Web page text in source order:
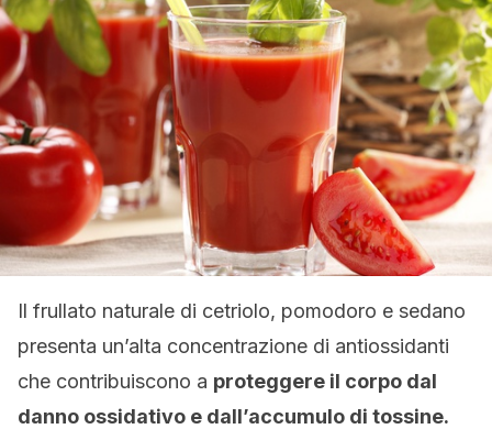
Il frullato naturale di cetriolo, pomodoro e sedano
presenta un’alta concentrazione di antiossidanti
che contribuiscono a proteggere il corpo dal
danno ossidativo e dall’accumulo di tossine.